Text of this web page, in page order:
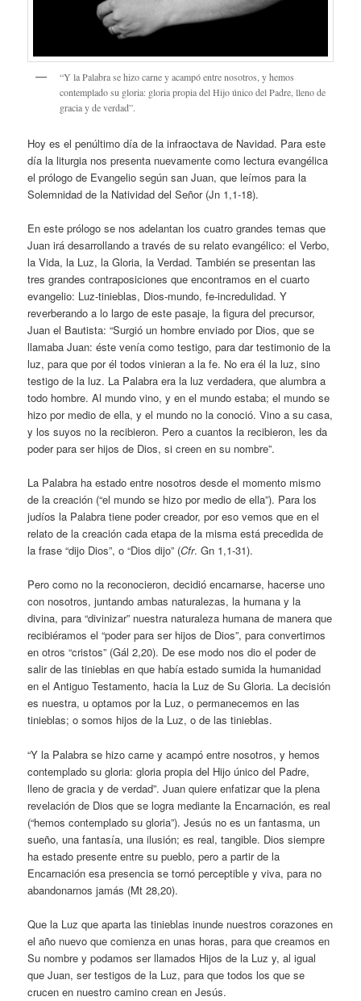
“Y la Palabra se hizo carne y acampó entre nosotros, y hemos
contemplado su gloria: gloria propia del Hijo único del Padre, lleno de
gracia y de verdad”.
Hoy es el penúltimo día de la infraoctava de Navidad. Para este
día la liturgia nos presenta nuevamente como lectura evangélica
el prólogo de Evangelio según san Juan, que leímos para la
Solemnidad de la Natividad del Señor (Jn 1,1-18).
En este prólogo se nos adelantan los cuatro grandes temas que
Juan irá desarrollando a través de su relato evangélico: el Verbo,
la Vida, la Luz, la Gloria, la Verdad. También se presentan las
tres grandes contraposiciones que encontramos en el cuarto
evangelio: Luz-tinieblas, Dios-mundo, fe-incredulidad. Y
reverberando a lo largo de este pasaje, la figura del precursor,
Juan el Bautista: “Surgió un hombre enviado por Dios, que se
llamaba Juan: éste venía como testigo, para dar testimonio de la
luz, para que por él todos vinieran a la fe. No era él la luz, sino
testigo de la luz. La Palabra era la luz verdadera, que alumbra a
todo hombre. Al mundo vino, y en el mundo estaba; el mundo se
hizo por medio de ella, y el mundo no la conoció. Vino a su casa,
y los suyos no la recibieron. Pero a cuantos la recibieron, les da
poder para ser hijos de Dios, si creen en su nombre”.
La Palabra ha estado entre nosotros desde el momento mismo
de la creación (“el mundo se hizo por medio de ella”). Para los
judíos la Palabra tiene poder creador, por eso vemos que en el
relato de la creación cada etapa de la misma está precedida de
la frase “dijo Dios”, o “Dios dijo” (Cfr. Gn 1,1-31).
Pero como no la reconocieron, decidió encarnarse, hacerse uno
con nosotros, juntando ambas naturalezas, la humana y la
divina, para “divinizar” nuestra naturaleza humana de manera que
recibiéramos el “poder para ser hijos de Dios”, para convertirnos
en otros “cristos” (Gál 2,20). De ese modo nos dio el poder de
salir de las tinieblas en que había estado sumida la humanidad
en el Antiguo Testamento, hacia la Luz de Su Gloria. La decisión
es nuestra, u optamos por la Luz, o permanecemos en las
tinieblas; o somos hijos de la Luz, o de las tinieblas.
“Y la Palabra se hizo carne y acampó entre nosotros, y hemos
contemplado su gloria: gloria propia del Hijo único del Padre,
lleno de gracia y de verdad”. Juan quiere enfatizar que la plena
revelación de Dios que se logra mediante la Encarnación, es real
(“hemos contemplado su gloria”). Jesús no es un fantasma, un
sueño, una fantasía, una ilusión; es real, tangible. Dios siempre
ha estado presente entre su pueblo, pero a partir de la
Encarnación esa presencia se tornó perceptible y viva, para no
abandonarnos jamás (Mt 28,20).
Que la Luz que aparta las tinieblas inunde nuestros corazones en
el año nuevo que comienza en unas horas, para que creamos en
Su nombre y podamos ser llamados Hijos de la Luz y, al igual
que Juan, ser testigos de la Luz, para que todos los que se
crucen en nuestro camino crean en Jesús.